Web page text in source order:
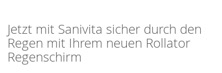
Jetzt mit Sanivita sicher durch den
Regen mit Ihrem neuen Rollator
Regenschirm